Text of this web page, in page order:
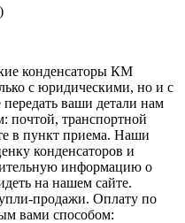
конденсаторы КМ
с юридическими, но и с
ваши детали нам
почтой, транспортной
в пункт приема. Наши
конденсаторов и
информацию о
на нашем сайте.
продажи. Оплату по
вами способом: